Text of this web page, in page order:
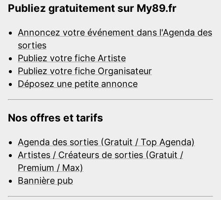
Publiez gratuitement sur My89.fr
Annoncez votre événement dans l'Agenda des
sorties
Publiez votre fiche Artiste
Publiez votre fiche Organisateur
Déposez une petite annonce
Nos offres et tarifs
Agenda des sorties (Gratuit / Top Agenda)
Artistes / Créateurs de sorties (Gratuit /
Premium / Max)
Bannière pub